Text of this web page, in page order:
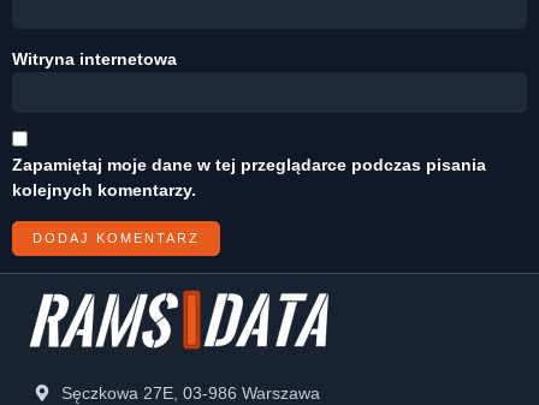
Witryna internetowa
Zapamiętaj moje dane w tej przeglądarce podczas pisania
kolejnych komentarzy.
Sęczkowa 27E, 03-986 Warszawa